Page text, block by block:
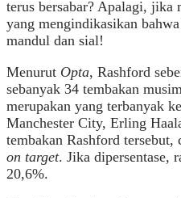
terus bersabar? Apalagi, jika
yang mengindikasikan
mandul dan sial!
Menurut Opta, Rashford
sebanyak 34 tembakan
merupakan yang terbanyak
Manchester City, Erling
tembakan Rashford
on target. Jika dipersentase,
20,6%.